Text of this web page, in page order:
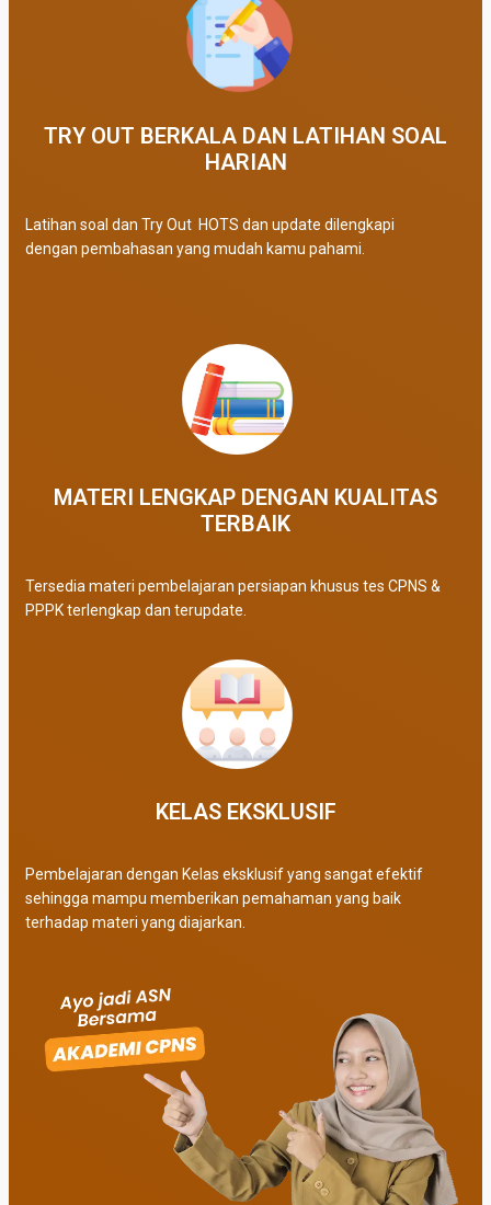
TRY OUT BERKALA DAN LATIHAN SOAL
HARIAN
Latihan soal dan Try Out HOTS dan update dilengkapi
dengan pembahasan yang mudah kamu pahami.
MATERI LENGKAP DENGAN KUALITAS
TERBAIK​
Tersedia materi pembelajaran persiapan khusus tes CPNS &
PPPK terlengkap dan terupdate.
KELAS EKSKLUSIF​
Pembelajaran dengan Kelas eksklusif yang sangat efektif
sehingga mampu memberikan pemahaman yang baik
terhadap materi yang diajarkan.